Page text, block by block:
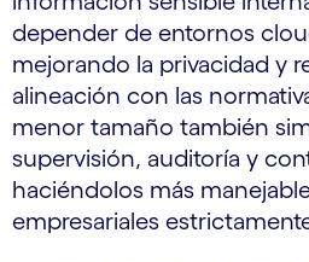
depender de entornos
mejorando la privacidad y
alineación con las
menor tamaño también
supervisión, auditoría y
haciéndolos más
empresariales